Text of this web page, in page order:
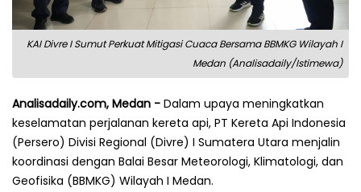
KAI Divre I Sumut Perkuat Mitigasi Cuaca Bersama BBMKG Wilayah I
Medan (Analisadaily/Istimewa)
Analisadaily.com, Medan - Dalam upaya meningkatkan
keselamatan perjalanan kereta api, PT Kereta Api Indonesia
(Persero) Divisi Regional (Divre) I Sumatera Utara menjalin
koordinasi dengan Balai Besar Meteorologi, Klimatologi, dan
Geofisika (BBMKG) Wilayah I Medan.